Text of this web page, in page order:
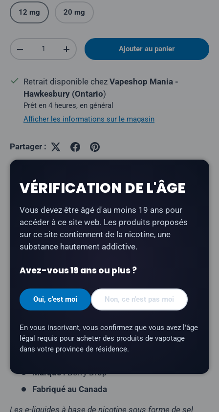
12 mg 20 mg
Quantité
Réduire la quantitéAugmenter la quantitéAjouter au panier
Retrait disponible chez Vapeshop Mania -
Hawkesbury (Ontario)
Prêt en 4 heures, en général
Afficher les informations sur le magasin
Partager :
Description
Berry Drop - Watermelon associe la pastèque à la
base acidulée de framboise bleue, signature de Berry
Drop. Un e-liquide savoureux fabriqué au Canada, idéal
E-liquide à base de nicotine
sous forme de sel
Profil aromatique :pastèque, framboise bleue
Contenance du flacon :
Rapport VG/PG :50/50
Teneur en nicotine :
Marque :Berry Drop
Fabriqué au Canada
Les e-liquides à base de nicotine sous forme de sel
VÉRIFICATION DE L'ÂGE
Vous devez être âgé d'au moins 19 ans pour
accéder à ce site web. Les produits proposés
sur ce site contiennent de la nicotine, une
substance hautement addictive.
Avez-vous 19 ans ou plus ?
Oui, c'est moi Non, ce n'est pas moi
En vous inscrivant, vous confirmez que vous avez l'âge
légal requis pour acheter des produits de vapotage
dans votre province de résidence.